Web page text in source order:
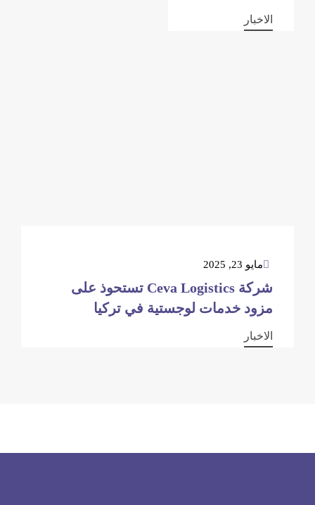
الاخبار
مايو 23, 2025
شركة Ceva Logistics تستحوذ على
مزود خدمات لوجستية في تركيا
الاخبار